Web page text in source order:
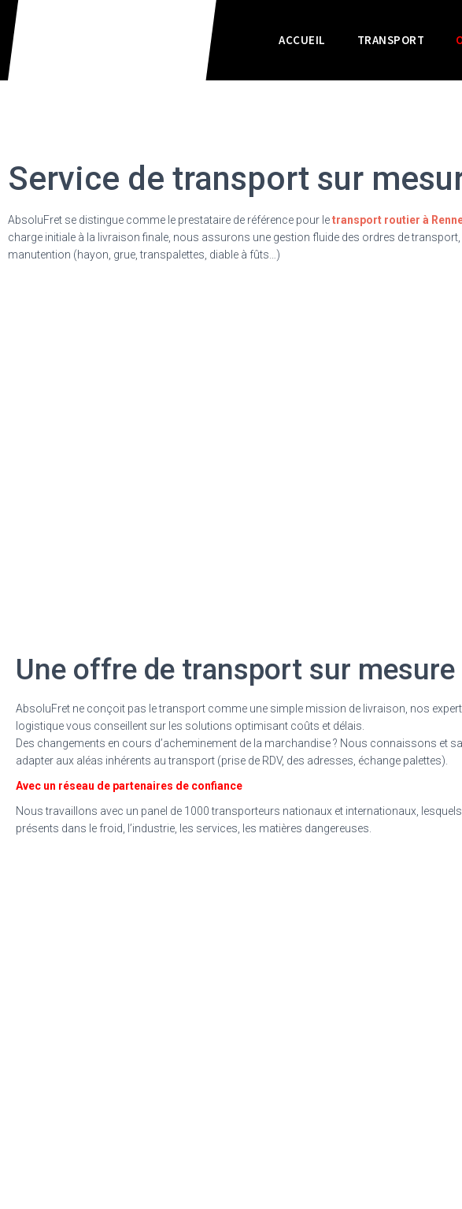
ACCUEIL TRANSPORT
Service de transport sur
AbsoluFret se distingue comme le prestataire de référence pour letransport routier à
charge initiale à la livraison finale, nous assurons une gestion fluide des ordres de
manutention (hayon, grue, transpalettes, diable à fûts…)
Une offre de transport sur mesure
AbsoluFret ne conçoit pas le transport comme une simple mission de livraison, nos
logistique vous conseillent sur les solutions optimisant coûts et délais.
Des changements en cours d’acheminement de la marchandise ? Nous connaissons et
adapter aux aléas inhérents au transport (prise de RDV, des adresses, échange palettes).
Avec un réseau de partenaires de confiance
Nous travaillons avec un panel de 1000 transporteurs nationaux et internationaux,
présents dans le froid, l’industrie, les services, les matières dangereuses.